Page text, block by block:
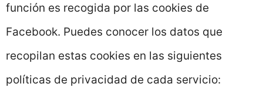
función es recogida por las cookies de
Facebook. Puedes conocer los datos que
recopilan estas cookies en las siguientes
políticas de privacidad de cada servicio: